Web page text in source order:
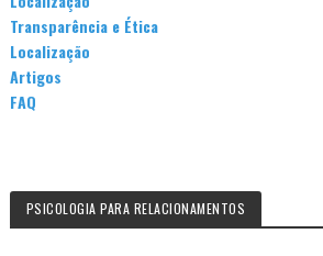
Transparência e Ética
Localização
Artigos
FAQ
PSICOLOGIA PARA RELACIONAMENTOS